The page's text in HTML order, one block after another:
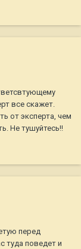
все скажет.
от эксперта, чем
Не тушуйтесь!!
перед
туда поведет и